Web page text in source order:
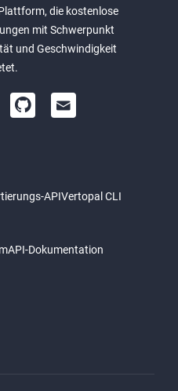
die kostenlose
mit Schwerpunkt
und Geschwindigkeit
APIVertopal CLI
API-Dokumentation